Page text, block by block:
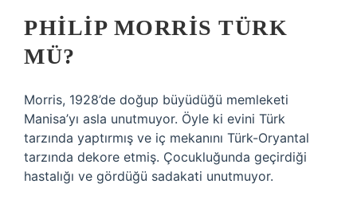
PHILIP MORRIS TÜRK
MÜ?
Morris, 1928’de doğup büyüdüğü memleketi
Manisa’yı asla unutmuyor. Öyle ki evini Türk
tarzında yaptırmış ve iç mekanını Türk-Oryantal
tarzında dekore etmiş. Çocukluğunda geçirdiği
hastalığı ve gördüğü sadakati unutmuyor.